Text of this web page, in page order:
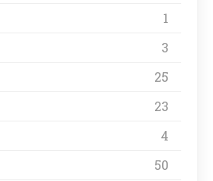
1
3
25
23
4
50